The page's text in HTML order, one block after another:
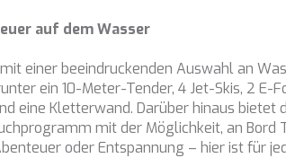
auf dem Wasser
einer beeindruckenden Auswahl an
ein 10-Meter-Tender, 4 Jet-Skis, 2 E-
eine Kletterwand. Darüber hinaus bietet
mit der Möglichkeit, an Bord
oder Entspannung – hier ist für